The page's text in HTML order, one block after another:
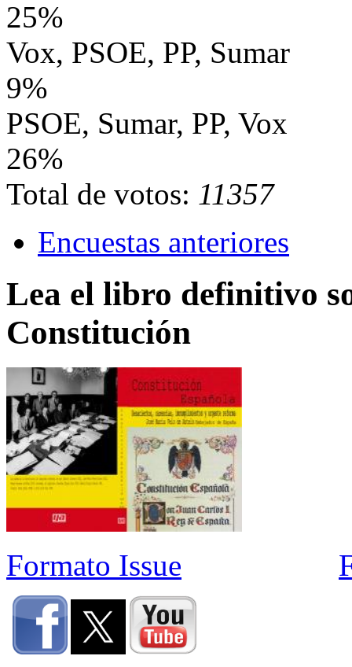
25%
Vox, PSOE, PP, Sumar
9%
PSOE, Sumar, PP, Vox
26%
Total de votos: 11357
Encuestas anteriores
Lea el libro definitivo
Constitución
Formato Issue